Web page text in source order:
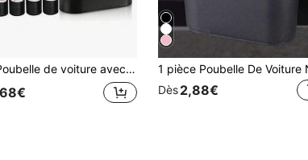
de voiture avec couvercle - 4 rouleaux de sacs poubelle, étanche, poubelle suspendue portable, pour l'organisation du véhicule - convient à de nombreux modèles de voitures
Dès2,88€